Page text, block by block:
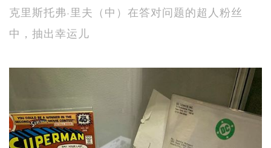
克里斯托弗·里夫（中）在答对问题的超人粉丝
中，抽出幸运儿